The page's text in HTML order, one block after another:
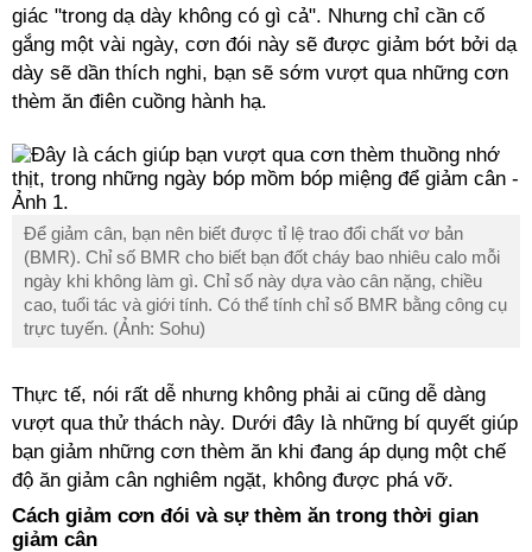
giác "trong dạ dày không có gì cả". Nhưng chỉ cần cố
gắng một vài ngày, cơn đói này sẽ được giảm bớt bởi dạ
dày sẽ dần thích nghi, bạn sẽ sớm vượt qua những cơn
thèm ăn điên cuồng hành hạ.
Để giảm cân, bạn nên biết được tỉ lệ trao đổi chất vơ bản
(BMR). Chỉ số BMR cho biết bạn đốt cháy bao nhiêu calo mỗi
ngày khi không làm gì. Chỉ số này dựa vào cân nặng, chiều
cao, tuổi tác và giới tính. Có thể tính chỉ số BMR bằng công cụ
trực tuyến. (Ảnh: Sohu)
Thực tế, nói rất dễ nhưng không phải ai cũng dễ dàng
vượt qua thử thách này. Dưới đây là những bí quyết giúp
bạn giảm những cơn thèm ăn khi đang áp dụng một chế
độ ăn giảm cân nghiêm ngặt, không được phá vỡ.
Cách giảm cơn đói và sự thèm ăn trong thời gian
giảm cân